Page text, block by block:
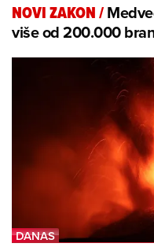
NOVI ZAKON/
više od 200.000